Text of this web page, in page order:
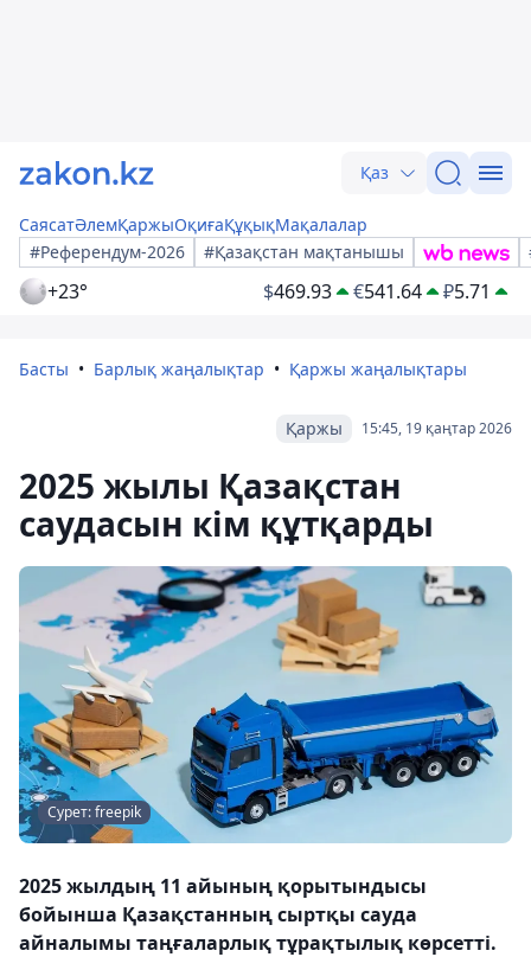
Қаз
СаясатӘлемҚаржыОқиғаҚұқықМақалалар
#Референдум-2026
#Қазақстан мақтанышы
+23° $469.93 €541.64 ₽5.71
Басты Барлық жаңалықтар Қаржы жаңалықтары
15:45, 19 қаңтар 2026
Қаржы
2025 жылы Қазақстан
саудасын кім құтқарды
Сурет: freepik
2025 жылдың 11 айының қорытындысы
бойынша Қазақстанның сыртқы сауда
айналымы таңғаларлық тұрақтылық көрсетті.